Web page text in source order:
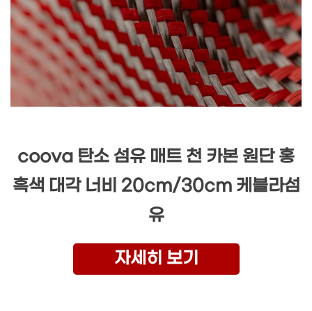
coova 탄소 섬유 매트 천 카본 원단 홍
흑색 대각 너비 20cm/30cm 케블라섬
유
자세히 보기